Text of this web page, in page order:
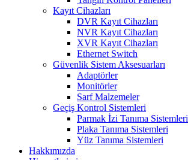
Kayıt Cihazları
DVR Kayıt Cihazları
NVR Kayıt Cihazları
XVR Kayıt Cihazları
Ethernet Switch
Güvenlik Sistem Aksesuarları
Adaptörler
Monitörler
Sarf Malzemeler
Geçiş Kontrol Sistemleri
Parmak İzi Tanıma Sistemleri
Plaka Tanıma Sistemleri
Yüz Tanıma Sistemleri
Hakkımızda